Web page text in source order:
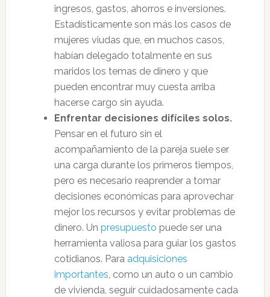
ingresos, gastos, ahorros e inversiones.
Estadísticamente son más los casos de
mujeres viudas que, en muchos casos,
habían delegado totalmente en sus
maridos los temas de dinero y que
pueden encontrar muy cuesta arriba
hacerse cargo sin ayuda.
Enfrentar decisiones difíciles solos.
Pensar en el futuro sin el
acompañamiento de la pareja suele ser
una carga durante los primeros tiempos,
pero es necesario reaprender a tomar
decisiones económicas para aprovechar
mejor los recursos y evitar problemas de
dinero. Un presupuesto puede ser una
herramienta valiosa para guiar los gastos
cotidianos. Para adquisiciones
importantes, como un auto o un cambio
de vivienda, seguir cuidadosamente cada